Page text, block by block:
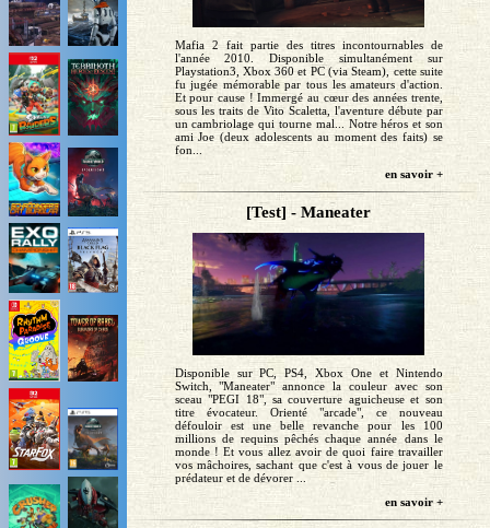
Mafia 2 fait partie des titres incontournables de
l'année 2010. Disponible simultanément sur
Playstation3, Xbox 360 et PC (via Steam), cette suite
fu jugée mémorable par tous les amateurs d'action.
Et pour cause ! Immergé au cœur des années trente,
sous les traits de Vito Scaletta, l'aventure débute par
un cambriolage qui tourne mal... Notre héros et son
ami Joe (deux adolescents au moment des faits) se
fon...
en savoir +
[Test] - Maneater
Disponible sur PC, PS4, Xbox One et Nintendo
Switch, "Maneater" annonce la couleur avec son
sceau "PEGI 18", sa couverture aguicheuse et son
titre évocateur. Orienté "arcade", ce nouveau
défouloir est une belle revanche pour les 100
millions de requins pêchés chaque année dans le
monde ! Et vous allez avoir de quoi faire travailler
vos mâchoires, sachant que c'est à vous de jouer le
prédateur et de dévorer ...
en savoir +